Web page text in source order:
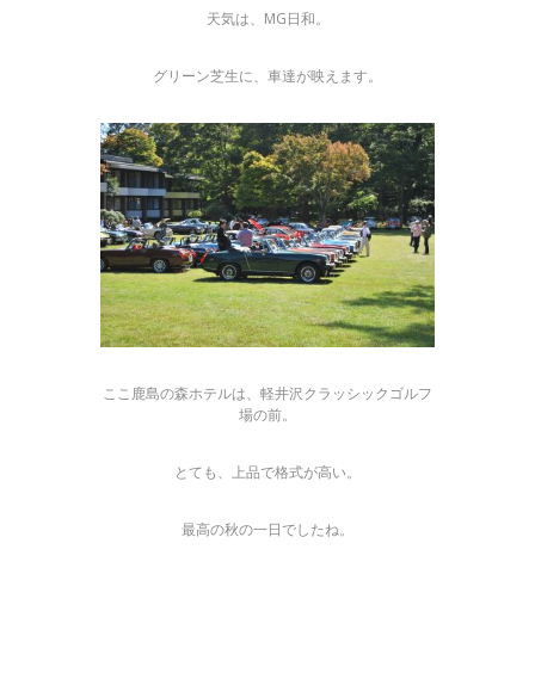
天気は、MG日和。
グリーン芝生に、車達が映えます。
ここ鹿島の森ホテルは、軽井沢クラッシックゴルフ
場の前。
とても、上品で格式が高い。
最高の秋の一日でしたね。